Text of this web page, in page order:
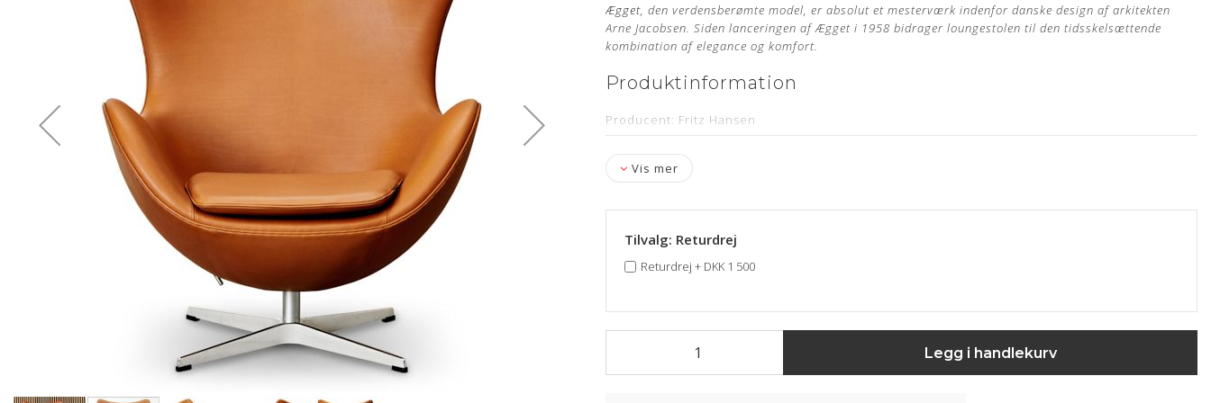
Ægget, den verdensberømte model, er absolut et mesterværk indenfor danske design af arkitekten
Arne Jacobsen. Siden lanceringen af Ægget i 1958 bidrager loungestolen til den tidsskelsættende
kombination af elegance og komfort.
Produktinformation
Producent: Fritz Hansen
Model: Ægget med vippefunktion
Vis mer
Tilvalg: Returdrej
Returdrej + DKK 1 500
Legg i handlekurv